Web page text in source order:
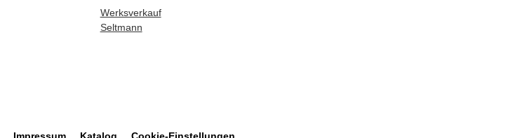
Werksverkauf
Seltmann